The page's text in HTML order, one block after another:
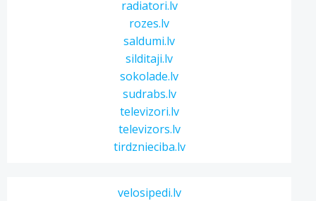
radiatori.lv
rozes.lv
saldumi.lv
silditaji.lv
sokolade.lv
sudrabs.lv
televizori.lv
televizors.lv
tirdznieciba.lv
velosipedi.lv